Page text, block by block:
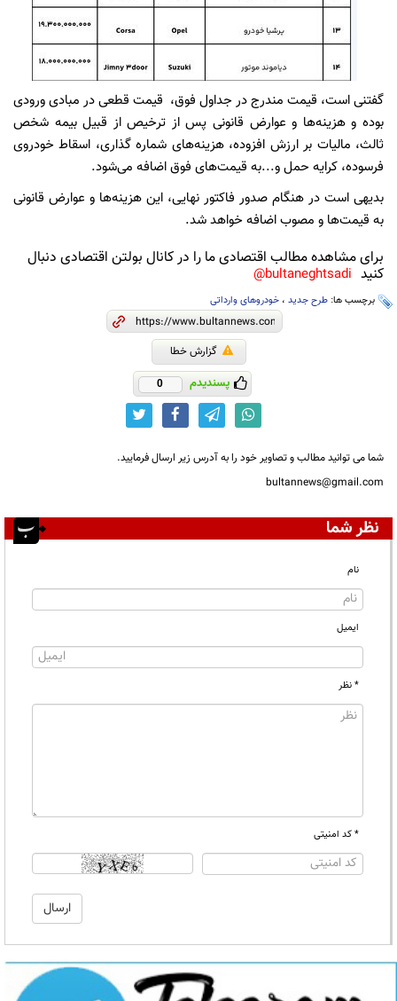
گفتنی است، قیمت مندرج در جداول فوق، قیمت قطعی در مبادی ورودی
بوده و هزینه‌ها و عوارض قانونی پس از ترخیص از قبیل بیمه شخص
ثالث، مالیات بر ارزش افزوده، هزینه‌های شماره گذاری، اسقاط خودروی
فرسوده، کرایه حمل و...به قیمت‌های فوق اضافه می‌شود.
بدیهی است در هنگام صدور فاکتور نهایی، این هزینه‌ها و عوارض قانونی
به قیمت‌ها و مصوب اضافه خواهد شد.
برای مشاهده مطالب اقتصادی ما را در کانال بولتن اقتصادی دنبال
کنید bultaneghtsadi@
برچسب ها: طرح جدید ، خودروهای وارداتی
گزارش خطا
پسندیدم 0
شما می توانید مطالب و تصاویر خود را به آدرس زیر ارسال فرمایید.
bultannews@gmail.com
نظر شما
نام
ایمیل
* نظر
* کد امنیتی